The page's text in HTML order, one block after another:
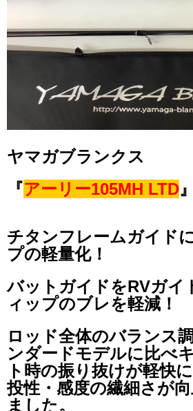
ヤマガブランクス
『アーリー105MH LTD』
チタンフレームガイド
プの軽量化！
バットガイドをRVガイ
ィップのブレを軽減！
ロッド全体のバランス
ンダードモデルに比べ
ト時の振り抜けが軽快
投性・感度の繊細さが
ました。